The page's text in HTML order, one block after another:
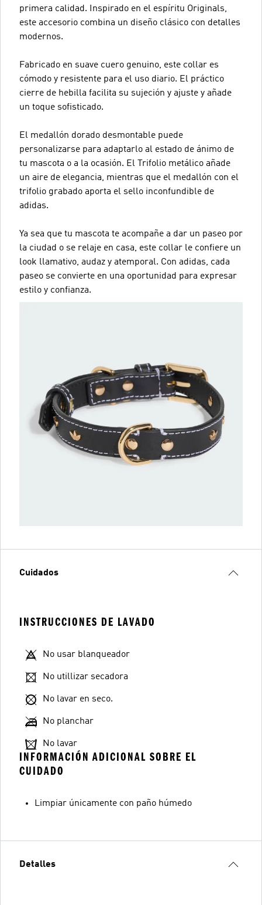
primera calidad. Inspirado en el espíritu Originals,
este accesorio combina un diseño clásico con detalles
modernos.
Fabricado en suave cuero genuino, este collar es
cómodo y resistente para el uso diario. El práctico
cierre de hebilla facilita su sujeción y ajuste y añade
un toque sofisticado.
El medallón dorado desmontable puede
personalizarse para adaptarlo al estado de ánimo de
tu mascota o a la ocasión. El Trifolio metálico añade
un aire de elegancia, mientras que el medallón con el
trifolio grabado aporta el sello inconfundible de
adidas.
Ya sea que tu mascota te acompañe a dar un paseo por
la ciudad o se relaje en casa, este collar le confiere un
look llamativo, audaz y atemporal. Con adidas, cada
paseo se convierte en una oportunidad para expresar
estilo y confianza.
Cuidados
INSTRUCCIONES DE LAVADO
No usar blanqueador
No utillizar secadora
No lavar en seco.
No planchar
No lavar
INFORMACIÓN ADICIONAL SOBRE EL
CUIDADO
Limpiar únicamente con paño húmedo
Detalles